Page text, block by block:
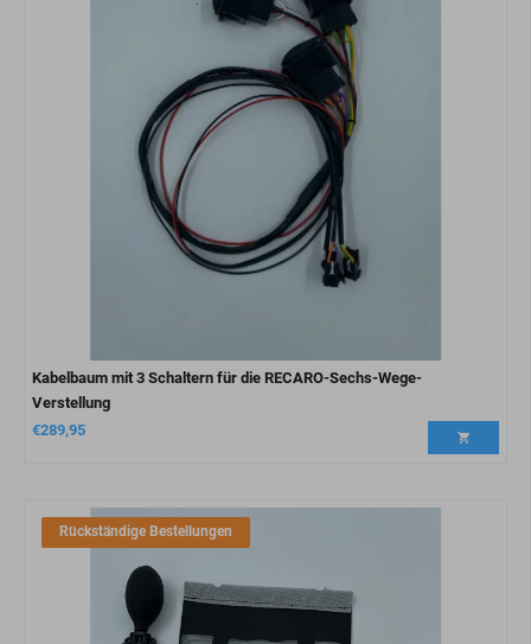
Kabelbaum mit 3 Schaltern für die RECARO-Sechs-Wege-
Verstellung
€289,95
Rückständige Bestellungen